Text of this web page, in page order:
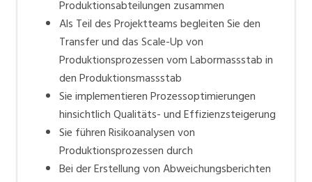
Produktionsabteilungen zusammen
Als Teil des Projektteams begleiten Sie den
Transfer und das Scale-Up von
Produktionsprozessen vom Labormassstab in
den Produktionsmassstab
Sie implementieren Prozessoptimierungen
hinsichtlich Qualitäts- und Effizienzsteigerung
Sie führen Risikoanalysen von
Produktionsprozessen durch
Bei der Erstellung von Abweichungsberichten